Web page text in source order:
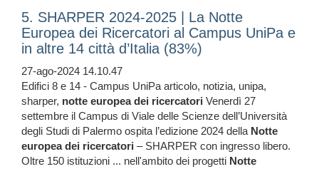
5. SHARPER 2024-2025 | La Notte
Europea dei Ricercatori al Campus UniPa e
in altre 14 città d’Italia (83%)
27-ago-2024 14.10.47
Edifici 8 e 14 - Campus UniPa articolo, notizia, unipa,
sharper, notte europea dei ricercatori Venerdì 27
settembre il Campus di Viale delle Scienze dell’Università
degli Studi di Palermo ospita l’edizione 2024 della Notte
europea dei ricercatori – SHARPER con ingresso libero.
Oltre 150 istituzioni ... nell'ambito dei progetti Notte